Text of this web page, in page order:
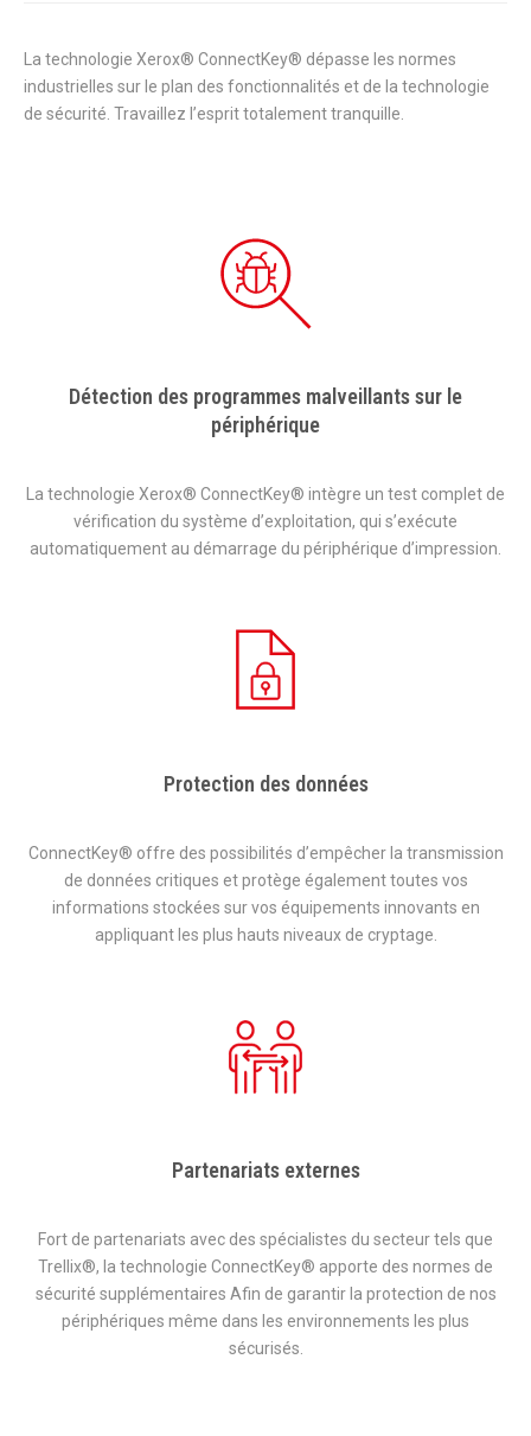
La technologie Xerox® ConnectKey® dépasse les normes
industrielles sur le plan des fonctionnalités et de la technologie
de sécurité. Travaillez l’esprit totalement tranquille.
Détection des programmes malveillants sur le
périphérique
La technologie Xerox® ConnectKey® intègre un test complet de
vérification du système d’exploitation, qui s’exécute
automatiquement au démarrage du périphérique d’impression.
Protection des données
ConnectKey® offre des possibilités d’empêcher la transmission
de données critiques et protège également toutes vos
informations stockées sur vos équipements innovants en
appliquant les plus hauts niveaux de cryptage.
Partenariats externes
Fort de partenariats avec des spécialistes du secteur tels que
Trellix®, la technologie ConnectKey® apporte des normes de
sécurité supplémentaires Afin de garantir la protection de nos
périphériques même dans les environnements les plus
sécurisés.